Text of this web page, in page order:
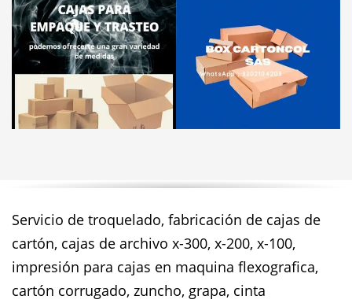
Servicio de troquelado, fabricación de cajas de
cartón, cajas de archivo x-300, x-200, x-100,
impresión para cajas en maquina flexografica,
cartón corrugado, zuncho, grapa, cinta